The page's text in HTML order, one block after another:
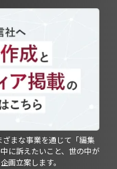
まな事業を通じて「編集
に訴えたいこと、世の中が
画立案します。